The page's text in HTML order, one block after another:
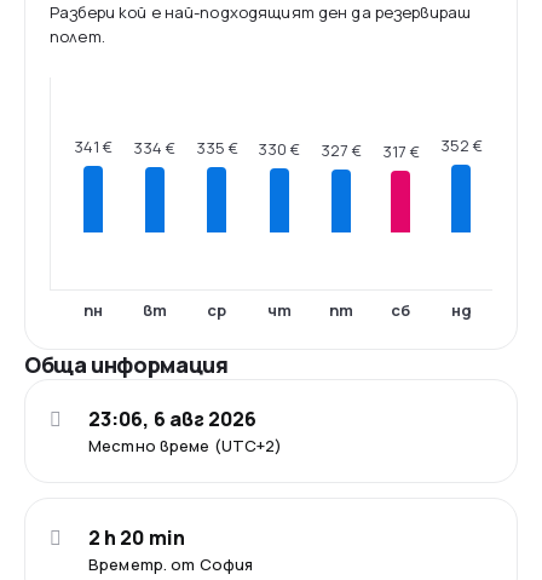
Разбери кой е най-подходящият ден да резервираш
полет.
341 €
пн
334 €
вт
335 €
ср
330 €
чт
327 €
пт
317 €
сб
352 €
нд
Обща информация
Местно време (UTC+2)
23:06, 6 авг 2026
Времетр. от София
2 h 20 min